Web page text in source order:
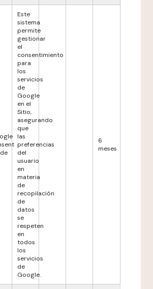
Este
sistema
permite
gestionar
el
consentimiento
para
los
servicios
de
Google
en el
Sitio,
asegurando
que
las
preferencias
del
usuario
en
materia
de
recopilación
de
datos
se
respeten
en
todos
los
servicios
de
Google.
6
meses